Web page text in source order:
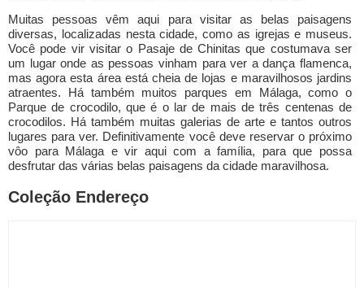
Muitas pessoas vêm aqui para visitar as belas paisagens
diversas, localizadas nesta cidade, como as igrejas e museus.
Você pode vir visitar o Pasaje de Chinitas que costumava ser
um lugar onde as pessoas vinham para ver a dança flamenca,
mas agora esta área está cheia de lojas e maravilhosos jardins
atraentes. Há também muitos parques em Málaga, como o
Parque de crocodilo, que é o lar de mais de três centenas de
crocodilos. Há também muitas galerias de arte e tantos outros
lugares para ver. Definitivamente você deve reservar o próximo
vôo para Málaga e vir aqui com a família, para que possa
desfrutar das várias belas paisagens da cidade maravilhosa.
Coleção Endereço